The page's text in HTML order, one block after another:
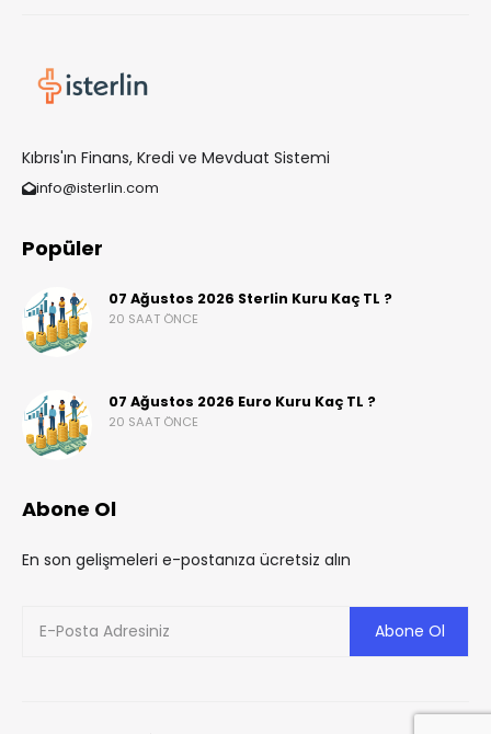
Kıbrıs'ın Finans, Kredi ve Mevduat Sistemi
info@isterlin.com
Popüler
07 Ağustos 2026 Sterlin Kuru Kaç TL ?
20 SAAT ÖNCE
07 Ağustos 2026 Euro Kuru Kaç TL ?
20 SAAT ÖNCE
Abone Ol
En son gelişmeleri e-postanıza ücretsiz alın